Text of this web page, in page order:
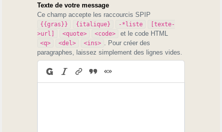
Texte de votre message
Ce champ accepte les raccourcis SPIP
{{gras}} {italique} -*liste
[texte-
>url]
<quote> <code> et le code HTML
<q> <del> <ins>
. Pour créer des
paragraphes, laissez simplement des lignes vides.